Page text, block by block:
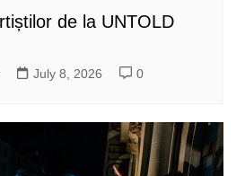
de la UNTOLD
July 8, 2026 0